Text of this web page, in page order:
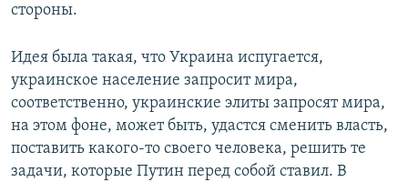
стороны.
Идея была такая, что Украина испугается,
украинское население запросит мира,
соответственно, украинские элиты запросят мира,
на этом фоне, может быть, удастся сменить власть,
поставить какого-то своего человека, решить те
задачи, которые Путин перед собой ставил. В